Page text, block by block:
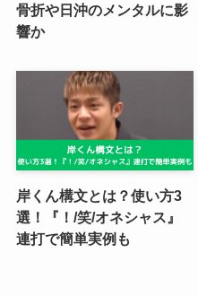
骨折や日沖のメンタルに影
響か
岸くん構文とは？使い方3
選！『！/笑/オネシャス』
連打で簡単実例も